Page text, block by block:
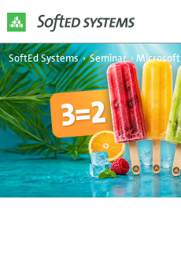
SoftEd Systems › Seminar › Microsoft